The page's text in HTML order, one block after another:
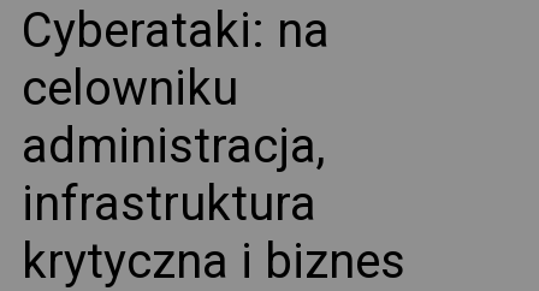
Cyberataki: na
celowniku
administracja,
infrastruktura
krytyczna i biznes